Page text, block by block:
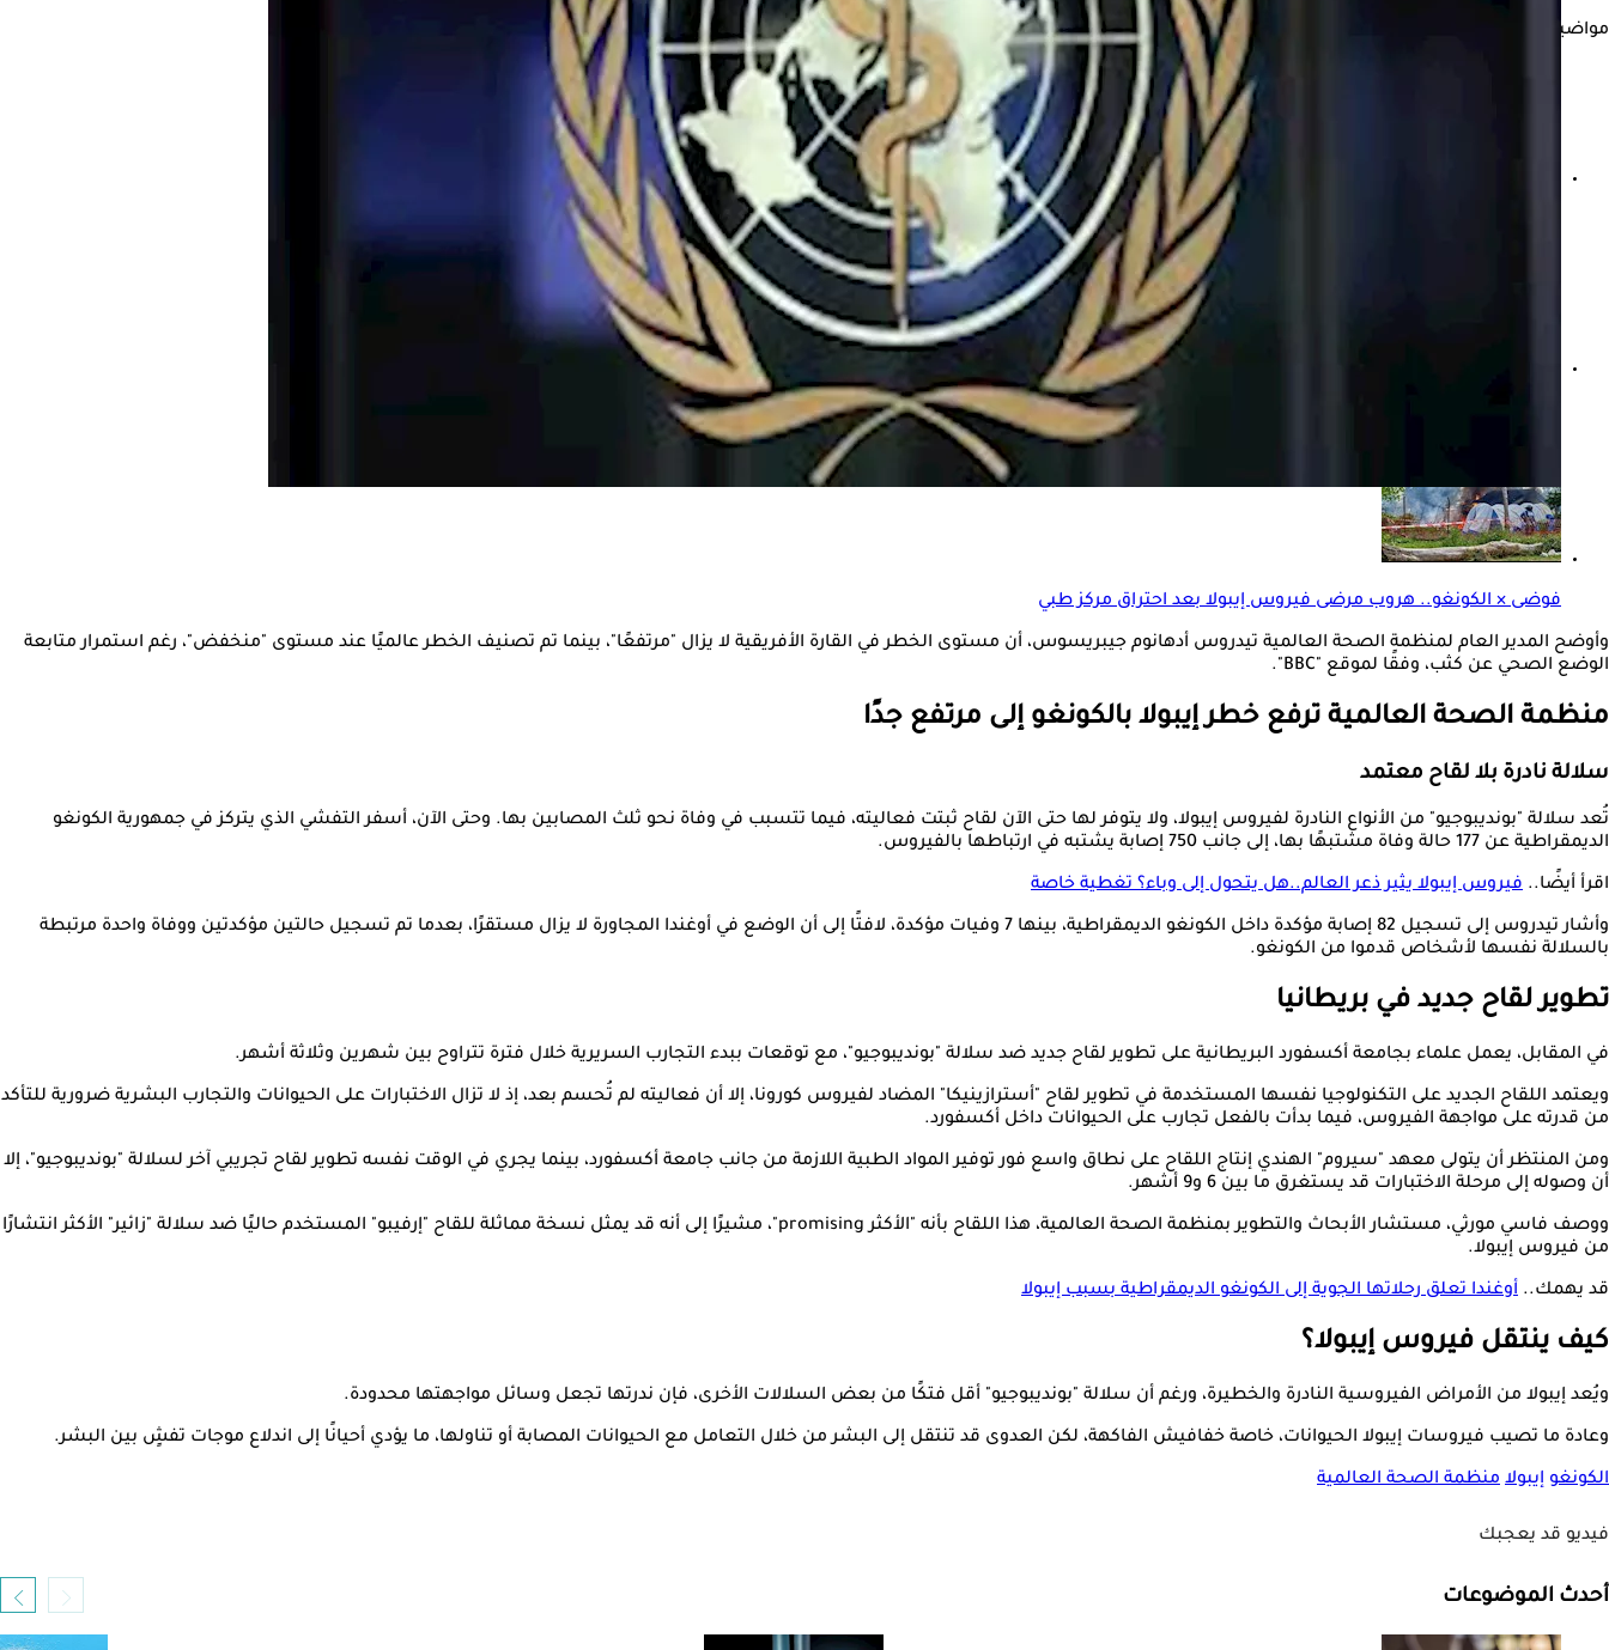
مواضيع ذات صلة
فيروس إيبولا يرفع حصيلة الوفيات في الكونغو إلى 267 حالة
بعد انتشار "بونديبوجيو".. الصحة العالمية وإفريقيا تطلقان خطة لـ إيبولا
فوضى × الكونغو.. هروب مرضى فيروس إيبولا بعد احتراق مركز طبي
وأوضح المدير العام لمنظمة الصحة العالمية تيدروس أدهانوم جيبريسوس، أن مستوى الخطر في القارة الأفريقية لا يزال "مرتفعًا"، بينما تم تصنيف الخطر عالميًا عند مستوى "منخفض"، رغم استمرار متابعة
الوضع الصحي عن كثب، وفقًا لموقع "BBC".
منظمة الصحة العالمية ترفع خطر إيبولا بالكونغو إلى مرتفع جدًا
سلالة نادرة بلا لقاح معتمد
تُعد سلالة "بونديبوجيو" من الأنواع النادرة لفيروس إيبولا، ولا يتوفر لها حتى الآن لقاح ثبتت فعاليته، فيما تتسبب في وفاة نحو ثلث المصابين بها. وحتى الآن، أسفر التفشي الذي يتركز في جمهورية الكونغو
الديمقراطية عن 177 حالة وفاة مشتبهًا بها، إلى جانب 750 إصابة يشتبه في ارتباطها بالفيروس.
اقرأ أيضًا.. فيروس إيبولا يثير ذعر العالم..هل يتحول إلى وباء؟ تغطية خاصة
وأشار تيدروس إلى تسجيل 82 إصابة مؤكدة داخل الكونغو الديمقراطية، بينها 7 وفيات مؤكدة، لافتًا إلى أن الوضع في أوغندا المجاورة لا يزال مستقرًا، بعدما تم تسجيل حالتين مؤكدتين ووفاة واحدة مرتبطة
بالسلالة نفسها لأشخاص قدموا من الكونغو.
تطوير لقاح جديد في بريطانيا
في المقابل، يعمل علماء بجامعة أكسفورد البريطانية على تطوير لقاح جديد ضد سلالة "بونديبوجيو"، مع توقعات ببدء التجارب السريرية خلال فترة تتراوح بين شهرين وثلاثة أشهر.
ويعتمد اللقاح الجديد على التكنولوجيا نفسها المستخدمة في تطوير لقاح "أسترازينيكا" المضاد لفيروس كورونا، إلا أن فعاليته لم تُحسم بعد، إذ لا تزال الاختبارات على الحيوانات والتجارب البشرية ضرورية للتأكد
من قدرته على مواجهة الفيروس، فيما بدأت بالفعل تجارب على الحيوانات داخل أكسفورد.
ومن المنتظر أن يتولى معهد "سيروم" الهندي إنتاج اللقاح على نطاق واسع فور توفير المواد الطبية اللازمة من جانب جامعة أكسفورد، بينما يجري في الوقت نفسه تطوير لقاح تجريبي آخر لسلالة "بونديبوجيو"، إلا
أن وصوله إلى مرحلة الاختبارات قد يستغرق ما بين 6 و9 أشهر.
ووصف فاسي مورثي، مستشار الأبحاث والتطوير بمنظمة الصحة العالمية، هذا اللقاح بأنه "الأكثر promising"، مشيرًا إلى أنه قد يمثل نسخة مماثلة للقاح "إرفيبو" المستخدم حاليًا ضد سلالة "زائير" الأكثر انتشارًا
من فيروس إيبولا.
قد يهمك.. أوغندا تعلق رحلاتها الجوية إلى الكونغو الديمقراطية بسبب إيبولا
كيف ينتقل فيروس إيبولا؟
ويُعد إيبولا من الأمراض الفيروسية النادرة والخطيرة، ورغم أن سلالة "بونديبوجيو" أقل فتكًا من بعض السلالات الأخرى، فإن ندرتها تجعل وسائل مواجهتها محدودة.
وعادة ما تصيب فيروسات إيبولا الحيوانات، خاصة خفافيش الفاكهة، لكن العدوى قد تنتقل إلى البشر من خلال التعامل مع الحيوانات المصابة أو تناولها، ما يؤدي أحيانًا إلى اندلاع موجات تفشٍ بين البشر.
الكونغو إيبولا منظمة الصحة العالمية
فيديو قد يعجبك
أحدث الموضوعات